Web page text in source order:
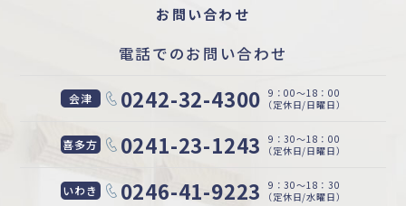
お問い合わせ
電話でのお問い合わせ
会津 0242-32-4300 9：00〜18：00
（定休日/日曜日）
喜多方 0241-23-1243
9：30〜18：00
（定休日/日曜日）
いわき 0246-41-9223
9：30〜18：30
（定休日/水曜日）